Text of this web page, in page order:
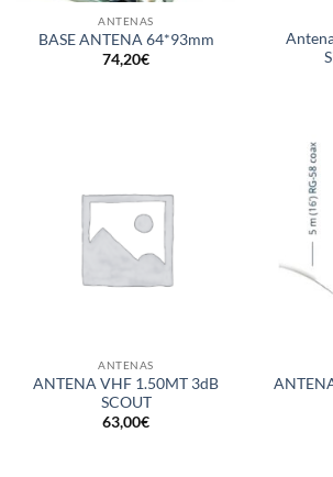
ANTENAS
BASE ANTENA 64*93mm
74,20€
ANTENAS
ANTENA VHF 1.50MT 3dB
SCOUT
63,00€